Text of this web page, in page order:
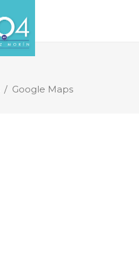
/ Google Maps